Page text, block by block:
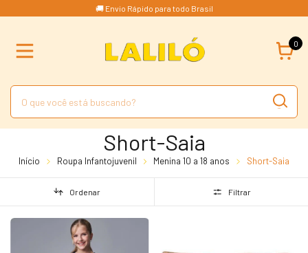
🚚 Envio Rápido para todo Brasil
0
Short-Saia
Início Roupa Infantojuvenil Menina 10 a 18 anos Short-Saia
Ordenar Filtrar